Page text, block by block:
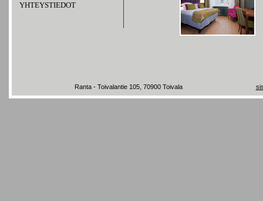
YHTEYSTIEDOT
Ranta - Toivalantie 105, 70900 Toivala